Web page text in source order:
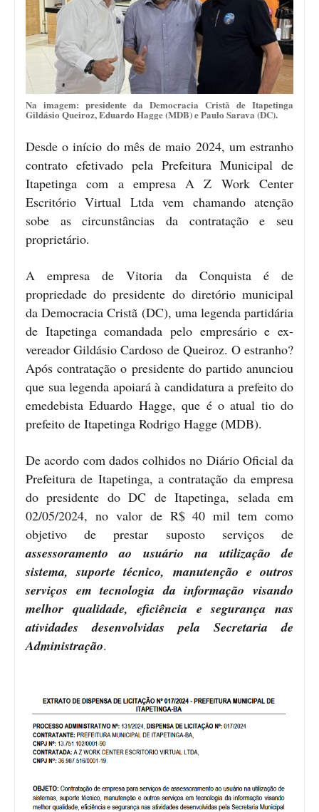
Na imagem: presidente da Democracia Cristã de Itapetinga
Gildásio Queiroz, Eduardo Hagge (MDB) e Paulo Sarava (DC).
Desde o início do mês de maio 2024, um estranho
contrato efetivado pela Prefeitura Municipal de
Itapetinga com a empresa A Z Work Center
Escritório Virtual Ltda vem chamando atenção
sobe as circunstâncias da contratação e seu
proprietário.
A empresa de Vitoria da Conquista é de
propriedade do presidente do diretório municipal
da Democracia Cristã (DC), uma legenda partidária
de Itapetinga comandada pelo empresário e ex-
vereador Gildásio Cardoso de Queiroz. O estranho?
Após contratação o presidente do partido anunciou
que sua legenda apoiará à candidatura a prefeito do
emedebista Eduardo Hagge, que é o atual tio do
prefeito de Itapetinga Rodrigo Hagge (MDB).
De acordo com dados colhidos no Diário Oficial da
Prefeitura de Itapetinga, a contratação da empresa
do presidente do DC de Itapetinga, selada em
02/05/2024, no valor de R$ 40 mil tem como
objetivo de prestar suposto serviços de
assessoramento ao usuário na utilização de
sistema, suporte técnico, manutenção e outros
serviços em tecnologia da informação visando
melhor qualidade, eficiência e segurança nas
atividades desenvolvidas pela Secretaria de
Administração.